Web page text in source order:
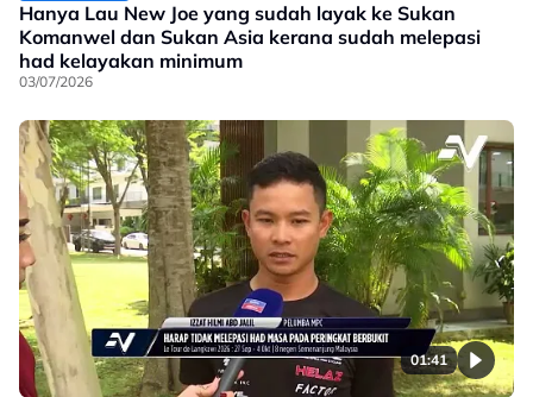
Hanya Lau New Joe yang sudah layak ke Sukan
Komanwel dan Sukan Asia kerana sudah melepasi
had kelayakan minimum
03/07/2026
01:41